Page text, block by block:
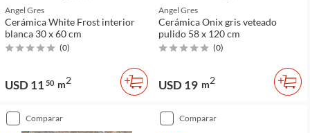
Angel Gres
Cerámica White Frost interior
blanca 30 x 60 cm
(0)
USD 11 50 m2
Angel Gres
Cerámica Onix gris veteado
pulido 58 x 120 cm
(0)
USD 19 m2
comparar comparar